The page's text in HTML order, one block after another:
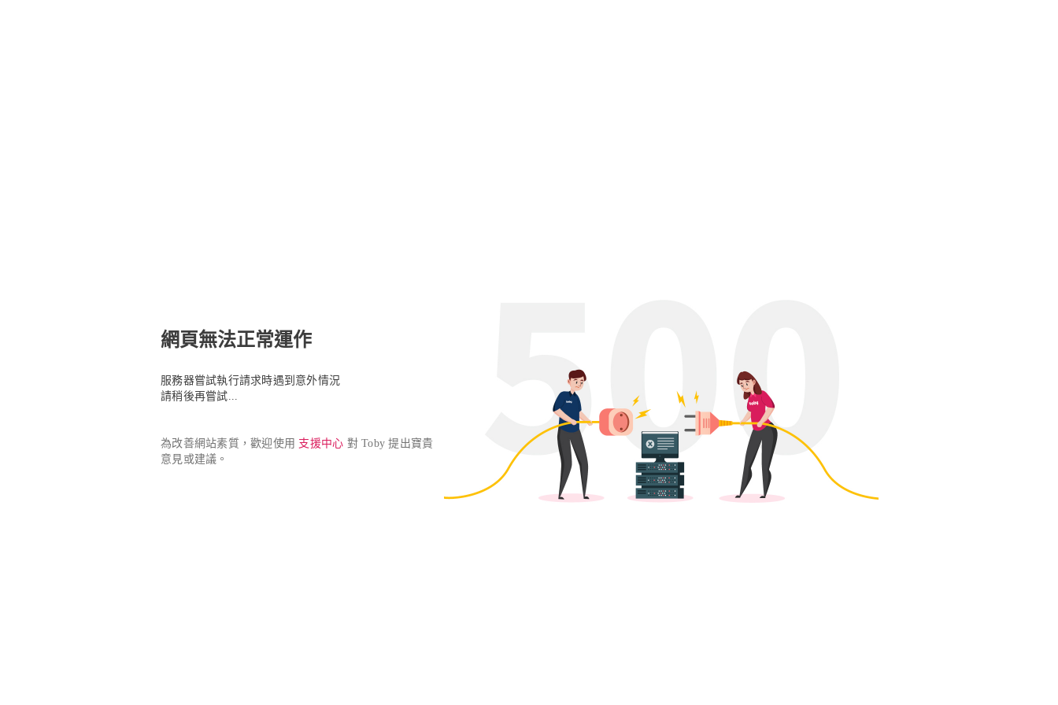
網頁無法正常運作
服務器嘗試執行請求時遇到意外情況
請稍後再嘗試...
為改善網站素質，歡迎使用 支援中心 對 Toby 提出寶貴
意見或建議。